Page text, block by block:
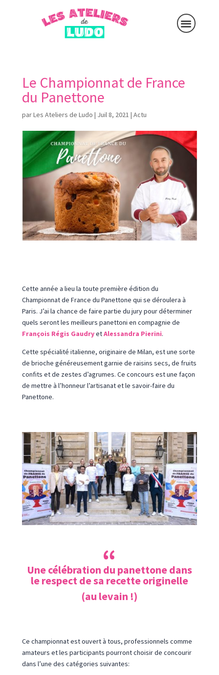
Le Championnat de France
du Panettone
parLes Ateliers de Ludo | Juil 8, 2021 | Actu
Cette année a lieu la toute première édition du
Championnat de France du Panettone qui se déroulera à
Paris. J’ai la chance de faire partie du jury pour déterminer
quels seront les meilleurs panettoni en compagnie de
François Régis GaudryetAlessandra Pierini.
Cette spécialité italienne, originaire de Milan, est une sorte
de brioche généreusement garnie de raisins secs, de fruits
confits et de zestes d’agrumes. Ce concours est une façon
de mettre à l’honneur l’artisanat et le savoir-faire du
Panettone.
Une célébration du panettone dans
le respect de sa recette originelle
(au levain !)
Ce championnat est ouvert à tous, professionnels comme
amateurs et les participants pourront choisir de concourir
dans l’une des catégories suivantes: